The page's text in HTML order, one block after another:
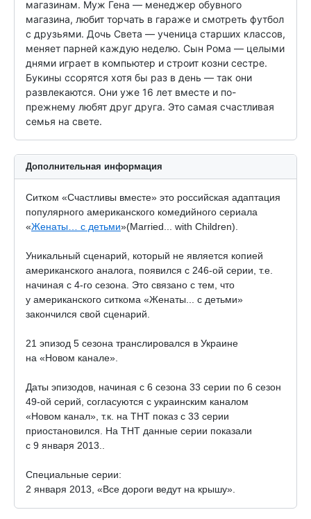
магазинам. Муж Гена — менеджер обувного
магазина, любит торчать в гараже и смотреть футбол
с друзьями. Дочь Света — ученица старших классов,
меняет парней каждую неделю. Сын Рома — целыми
днями играет в компьютер и строит козни сестре.
Букины ссорятся хотя бы раз в день — так они
развлекаются. Они уже 16 лет вместе и по-
прежнему любят друг друга. Это самая счастливая
семья на свете.
Дополнительная информация
Ситком «Счастливы вместе» это российская адаптация
популярного американского комедийного сериала
«Женаты… с детьми»(Married... with Children).
Уникальный сценарий, который не является копией
американского аналога, появился с 246-ой серии, т.е.
начиная с 4-го сезона. Это связано с тем, что
у американского ситкома «Женаты... с детьми»
закончился свой сценарий.
21 эпизод 5 сезона транслировался в Украине
на «Новом канале».
Даты эпизодов, начиная с 6 сезона 33 серии по 6 сезон
49-ой серий, согласуются с украинским каналом
«Новом канал», т.к. на ТНТ показ с 33 серии
приостановился. На ТНТ данные серии показали
с 9 января 2013..
Специальные серии:
2 января 2013, «Все дороги ведут на крышу».